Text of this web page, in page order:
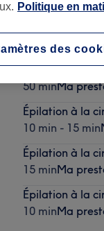
30 minMa
Rehaussement
50 minMa
Épilation à la
10 min - 15 min
Épilation à la
15 minMa
Épilation à la
10 minMa
Politique en
des